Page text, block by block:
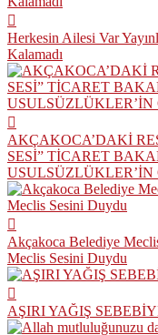
Herkesin Ailesi Var
Kalamadı
AKÇAKOCA’DAKİ
SESİ” TİCARET
Akçakoca Belediye
Meclis Sesini Duydu
AŞIRI YAĞIŞ